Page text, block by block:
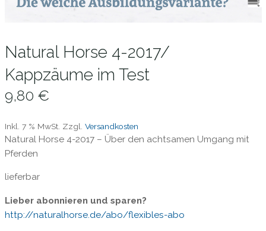
Natural Horse 4-2017/
Kappzäume im Test
9,80 €
Inkl. 7 % MwSt. Zzgl. Versandkosten
Natural Horse 4-2017 – Über den achtsamen Umgang mit
Pferden
lieferbar
Lieber abonnieren und sparen?
http://naturalhorse.de/abo/flexibles-abo